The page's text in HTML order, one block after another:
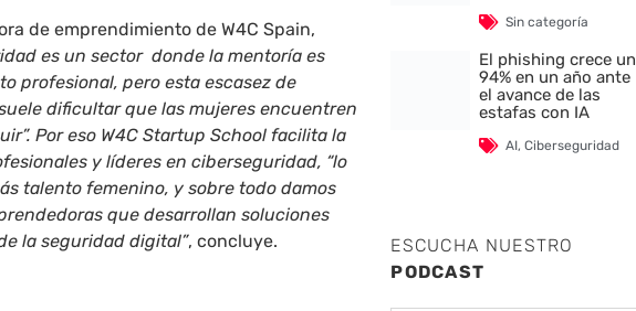
de emprendimiento de W4C Spain,
es un sector donde la mentoría es
profesional, pero esta escasez de
dificultar que las mujeres encuentren
Por eso W4C Startup School facilita la
y líderes en ciberseguridad, “lo
talento femenino, y sobre todo damos
que desarrollan soluciones
la seguridad digital”, concluye.
Sin categoría
El phishing crece un
94% en un año ante
el avance de las
estafas con IA
AI,Ciberseguridad
ESCUCHA NUESTRO
PODCAST